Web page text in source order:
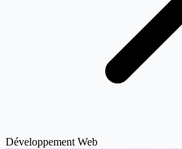
Développement Web